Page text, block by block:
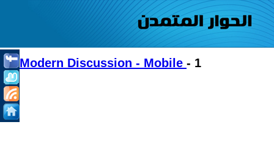
Modern Discussion - Mobile - 1